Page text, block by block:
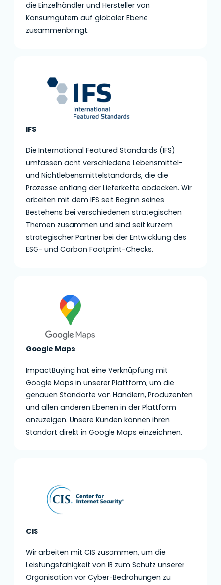
die Einzelhändler und Hersteller von
Konsumgütern auf globaler Ebene
zusammenbringt.
IFS
Die International Featured Standards (IFS)
umfassen acht verschiedene Lebensmittel-
und Nichtlebensmittelstandards, die die
Prozesse entlang der Lieferkette abdecken. Wir
arbeiten mit dem IFS seit Beginn seines
Bestehens bei verschiedenen strategischen
Themen zusammen und sind seit kurzem
strategischer Partner bei der Entwicklung des
ESG- und Carbon Footprint-Checks.
Google Maps
ImpactBuying hat eine Verknüpfung mit
Google Maps in unserer Plattform, um die
genauen Standorte von Händlern, Produzenten
und allen anderen Ebenen in der Plattform
anzuzeigen. Unsere Kunden können ihren
Standort direkt in Google Maps einzeichnen.
CIS
Wir arbeiten mit CIS zusammen, um die
Leistungsfähigkeit von IB zum Schutz unserer
Organisation vor Cyber-Bedrohungen zu